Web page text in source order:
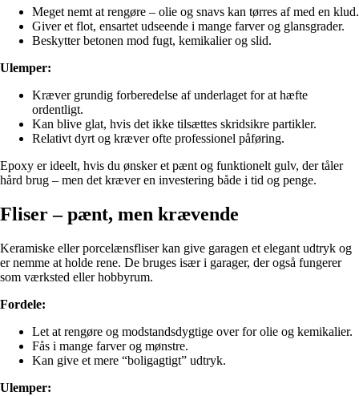
Meget nemt at rengøre – olie og snavs kan tørres af med en klud.
Giver et flot, ensartet udseende i mange farver og glansgrader.
Beskytter betonen mod fugt, kemikalier og slid.
Ulemper:
Kræver grundig forberedelse af underlaget for at hæfte
ordentligt.
Kan blive glat, hvis det ikke tilsættes skridsikre partikler.
Relativt dyrt og kræver ofte professionel påføring.
Epoxy er ideelt, hvis du ønsker et pænt og funktionelt gulv, der tåler
hård brug – men det kræver en investering både i tid og penge.
Fliser – pænt, men krævende
Keramiske eller porcelænsfliser kan give garagen et elegant udtryk og
er nemme at holde rene. De bruges især i garager, der også fungerer
som værksted eller hobbyrum.
Fordele:
Let at rengøre og modstandsdygtige over for olie og kemikalier.
Fås i mange farver og mønstre.
Kan give et mere “boligagtigt” udtryk.
Ulemper: